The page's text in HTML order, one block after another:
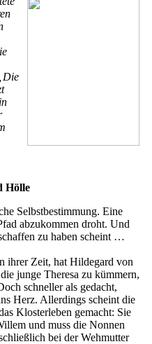
Hölle
Selbstbestimmung. Eine
abzukommen droht. Und
zu haben scheint …
ihrer Zeit, hat Hildegard von
junge Theresa zu kümmern,
schneller als gedacht,
Herz. Allerdings scheint die
Klosterleben gemacht: Sie
und muss die Nonnen
bei der Wehmutter